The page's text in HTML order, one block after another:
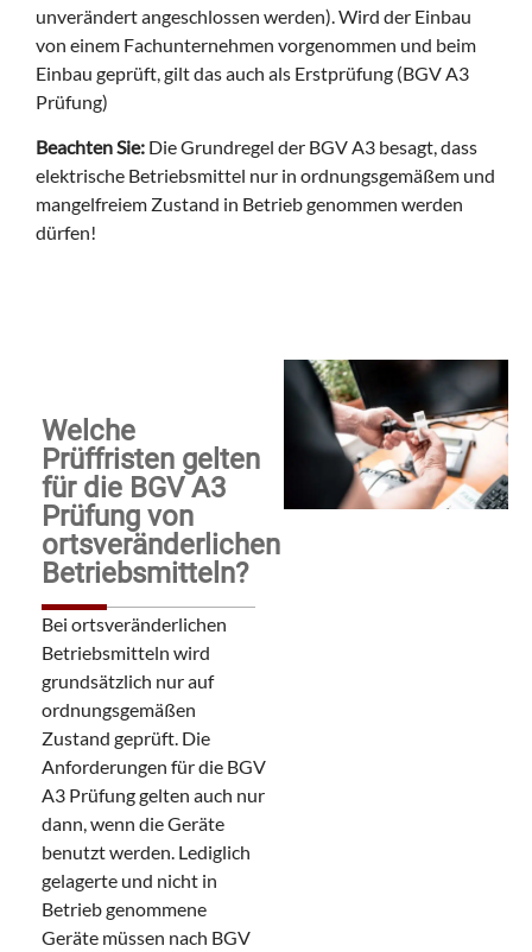
unverändert angeschlossen werden). Wird der Einbau
von einem Fachunternehmen vorgenommen und beim
Einbau geprüft, gilt das auch als Erstprüfung (BGV A3
Prüfung)
Beachten Sie: Die Grundregel der BGV A3 besagt, dass
elektrische Betriebsmittel nur in ordnungsgemäßem und
mangelfreiem Zustand in Betrieb genommen werden
dürfen!
Welche
Prüffristen gelten
für die BGV A3
Prüfung von
ortsveränderlichen
Betriebsmitteln?
Bei ortsveränderlichen
Betriebsmitteln wird
grundsätzlich nur auf
ordnungsgemäßen
Zustand geprüft. Die
Anforderungen für die BGV
A3 Prüfung gelten auch nur
dann, wenn die Geräte
benutzt werden. Lediglich
gelagerte und nicht in
Betrieb genommene
Geräte müssen nach BGV